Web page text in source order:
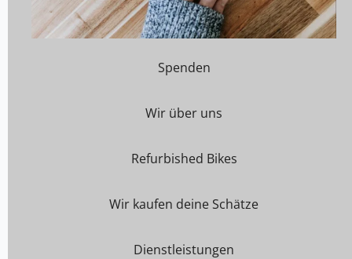
Spenden
Wir über uns
Refurbished Bikes
Wir kaufen deine Schätze
Dienstleistungen